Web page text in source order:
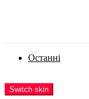
Останні
Switch skin